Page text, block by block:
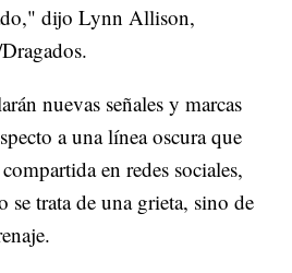
dijo Lynn Allison,
nuevas señales y marcas
a una línea oscura que
en redes sociales,
trata de una grieta, sino de